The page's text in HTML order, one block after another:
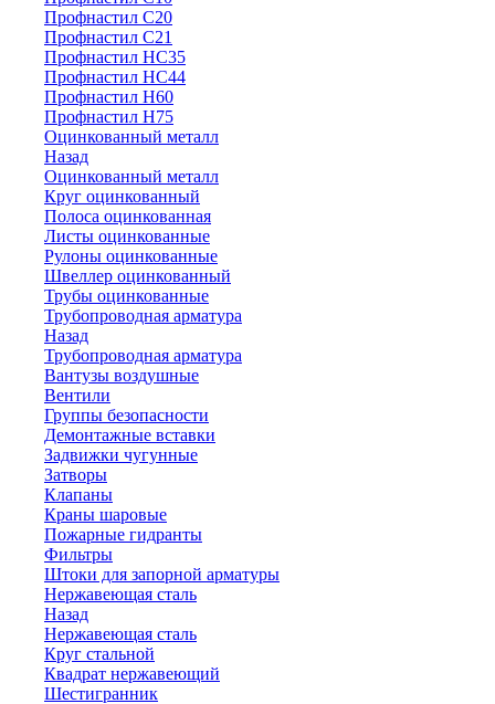
Профнастил С20
Профнастил С21
Профнастил НС35
Профнастил НС44
Профнастил Н60
Профнастил Н75
Оцинкованный металл
Назад
Оцинкованный металл
Круг оцинкованный
Полоса оцинкованная
Листы оцинкованные
Рулоны оцинкованные
Швеллер оцинкованный
Трубы оцинкованные
Трубопроводная арматура
Назад
Трубопроводная арматура
Вантузы воздушные
Вентили
Группы безопасности
Демонтажные вставки
Задвижки чугунные
Затворы
Клапаны
Краны шаровые
Пожарные гидранты
Фильтры
Штоки для запорной арматуры
Нержавеющая сталь
Назад
Нержавеющая сталь
Круг стальной
Квадрат нержавеющий
Шестигранник